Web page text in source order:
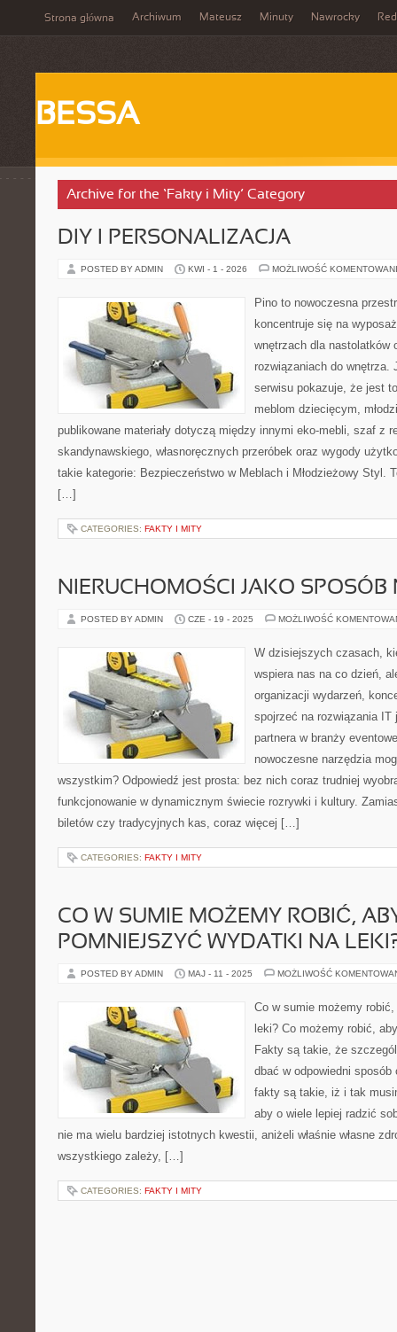
Strona główna Archiwum Mateusz Minuty Nawrocky
BESSA
Archive for the ‘Fakty i Mity’ Category
DIY I PERSONALIZACJA
POSTED BY ADMIN KWI - 1 - 2026 MOŻLIWOŚĆ
Pino to nowoczesna
koncentruje się na
wnętrzach dla nastolatków
rozwiązaniach do wnętrza.
serwisu pokazuje, że jest
meblom dziecięcym,
publikowane materiały dotyczą między innymi eko-mebli, szaf z
skandynawskiego, własnoręcznych przeróbek oraz wygody
takie kategorie: Bezpieczeństwo w Meblach i Młodzieżowy Styl.
[…]
CATEGORIES: FAKTY I MITY
NIERUCHOMOŚCI JAKO SPOSÓB
POSTED BY ADMIN CZE - 19 - 2025 MOŻLIWOŚĆ
W dzisiejszych czasach,
wspiera nas na co dzień,
organizacji wydarzeń,
spojrzeć na rozwiązania IT
partnera w branży
nowoczesne narzędzia
wszystkim? Odpowiedź jest prosta: bez nich coraz trudniej
funkcjonowanie w dynamicznym świecie rozrywki i kultury.
biletów czy tradycyjnych kas, coraz więcej […]
CATEGORIES: FAKTY I MITY
CO W SUMIE MOŻEMY ROBIĆ,
POMNIEJSZYĆ WYDATKI NA
POSTED BY ADMIN MAJ - 11 - 2025 MOŻLIWOŚĆ
Co w sumie możemy
leki? Co możemy robić,
Fakty są takie, że
dbać w odpowiedni sposób
fakty są takie, iż i tak
aby o wiele lepiej radzić
nie ma wielu bardziej istotnych kwestii, aniżeli właśnie własne
wszystkiego zależy, […]
CATEGORIES: FAKTY I MITY